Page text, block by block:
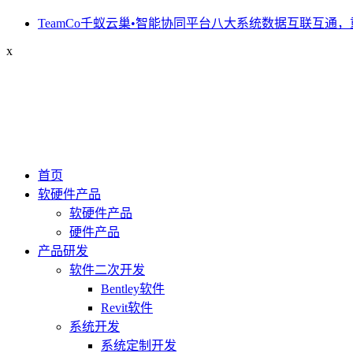
TeamCo千蚁云巢•智能协同平台八大系统数据互联互通
x
首页
软硬件产品
软硬件产品
硬件产品
产品研发
软件二次开发
Bentley软件
Revit软件
系统开发
系统定制开发